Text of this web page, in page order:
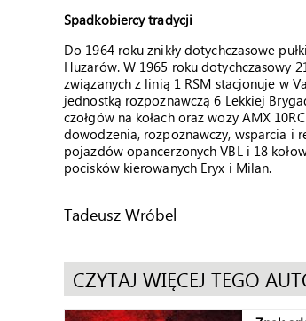
Spadkobiercy tradycji
Do 1964 roku znikły dotychczasowe
Huzarów. W 1965 roku dotychczasowy
związanych z linią 1 RSM stacjonuje w
jednostką rozpoznawczą 6 Lekkiej
czołgów na kołach oraz wozy AMX
dowodzenia, rozpoznawczy, wsparcia i
pojazdów opancerzonych VBL i 18
pocisków kierowanych Eryx i Milan.
Tadeusz Wróbel
CZYTAJ WIĘCEJ TEGO